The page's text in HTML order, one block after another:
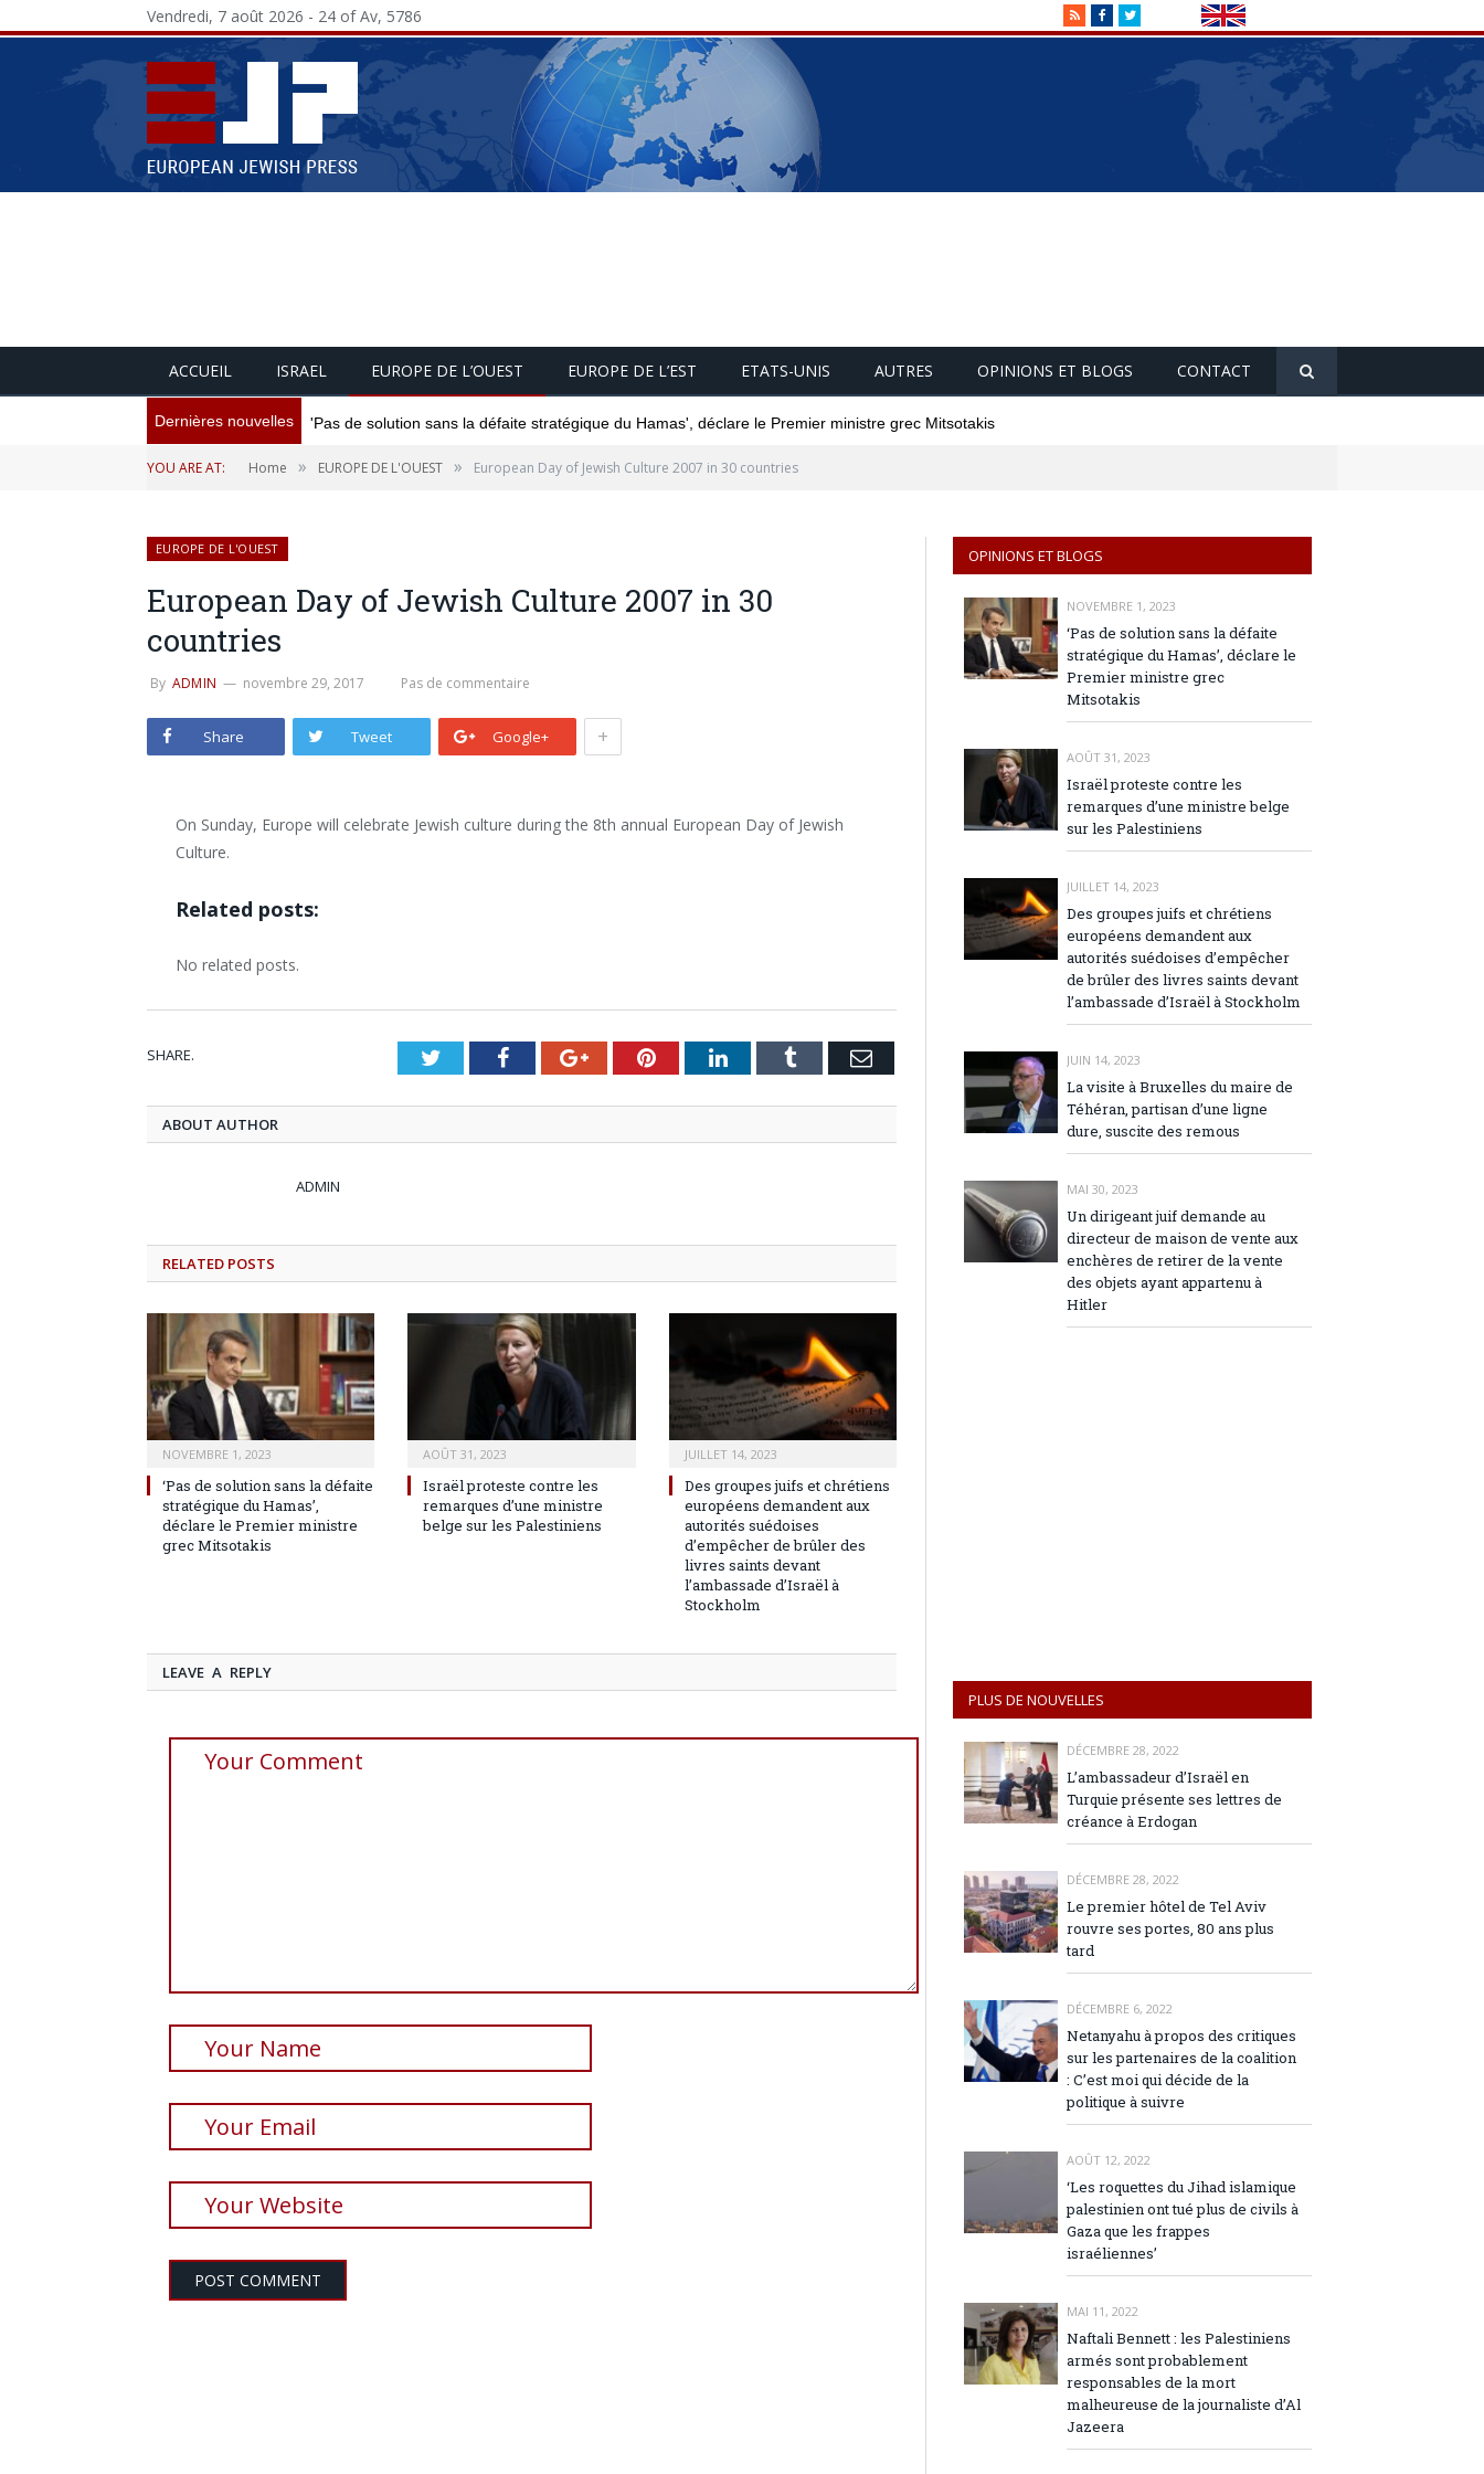
RSSFacebookTwitter
Vendredi, 7 août 2026 - 24 of Av, 5786
ACCUEIL ISRAEL EUROPE DE L’OUEST EUROPE DE L’EST ETATS-UNIS AUTRES OPINIONS ET BLOGS CONTACT
Dernières nouvelles 'Pas de solution sans la défaite stratégique du Hamas', déclare le Premier ministre grec Mitsotakis
YOU ARE AT: Home » EUROPE DE L'OUEST » European Day of Jewish Culture 2007 in 30 countries
EUROPE DE L'OUEST
European Day of Jewish Culture 2007 in 30
countries
By ADMIN novembre 29, 2017 Pas de commentaire
Share Tweet Google+ +
On Sunday, Europe will celebrate Jewish culture during the 8th annual European Day of Jewish
Culture.
Related posts:
No related posts.
SHARE. TwitterFacebookGoogle+PinterestLinkedInTumblr Email
ABOUT AUTHOR
ADMIN
RELATED POSTS
NOVEMBRE 1, 2023
‘Pas de solution sans la défaite
stratégique du Hamas’,
déclare le Premier ministre
grec Mitsotakis
AOÛT 31, 2023
Israël proteste contre les
remarques d’une ministre
belge sur les Palestiniens
JUILLET 14, 2023
Des groupes juifs et chrétiens
européens demandent aux
autorités suédoises
d’empêcher de brûler des
livres saints devant
l’ambassade d’Israël à
Stockholm
LEAVE A REPLY
OPINIONS ET BLOGS
NOVEMBRE 1, 2023
‘Pas de solution sans la défaite
stratégique du Hamas’, déclare le
Premier ministre grec
Mitsotakis
AOÛT 31, 2023
Israël proteste contre les
remarques d’une ministre belge
sur les Palestiniens
JUILLET 14, 2023
Des groupes juifs et chrétiens
européens demandent aux
autorités suédoises d’empêcher
de brûler des livres saints devant
l’ambassade d’Israël à Stockholm
JUIN 14, 2023
La visite à Bruxelles du maire de
Téhéran, partisan d’une ligne
dure, suscite des remous
MAI 30, 2023
Un dirigeant juif demande au
directeur de maison de vente aux
enchères de retirer de la vente
des objets ayant appartenu à
Hitler
PLUS DE NOUVELLES
DÉCEMBRE 28, 2022
L’ambassadeur d’Israël en
Turquie présente ses lettres de
créance à Erdogan
DÉCEMBRE 28, 2022
Le premier hôtel de Tel Aviv
rouvre ses portes, 80 ans plus
tard
DÉCEMBRE 6, 2022
Netanyahu à propos des critiques
sur les partenaires de la coalition
: C’est moi qui décide de la
politique à suivre
AOÛT 12, 2022
‘Les roquettes du Jihad islamique
palestinien ont tué plus de civils à
Gaza que les frappes
israéliennes’
MAI 11, 2022
Naftali Bennett : les Palestiniens
armés sont probablement
responsables de la mort
malheureuse de la journaliste d’Al
Jazeera